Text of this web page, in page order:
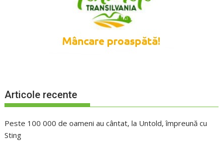
Articole recente
Peste 100 000 de oameni au cântat, la Untold, împreună cu
Sting